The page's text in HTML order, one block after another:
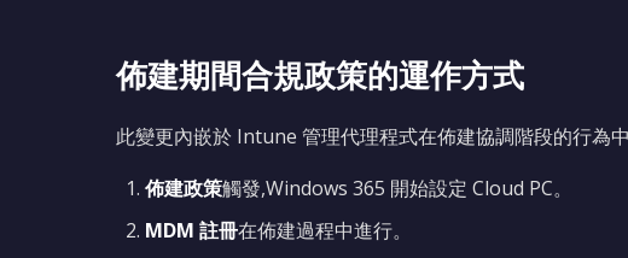
佈建期間合規政策的運作方式
此變更內嵌於 Intune 管理代理程式在佈建協調階段的行為
佈建政策觸發,Windows 365 開始設定 Cloud PC。
MDM 註冊在佈建過程中進行。